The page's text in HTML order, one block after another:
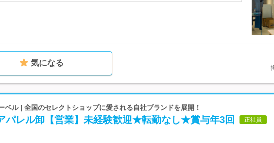
気になる
ベル | 全国のセレクトショップに愛される自社ブランドを展開！
レル卸【営業】未経験歓迎★転勤なし★賞与年3回 正社員